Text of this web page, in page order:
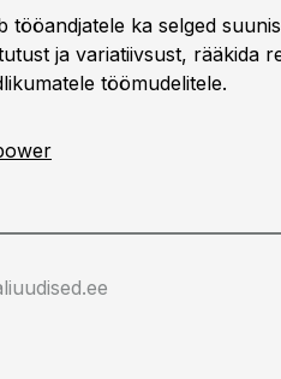
tööandjatele ka selged
ja variatiivsust, rääkida
töömudelitele.